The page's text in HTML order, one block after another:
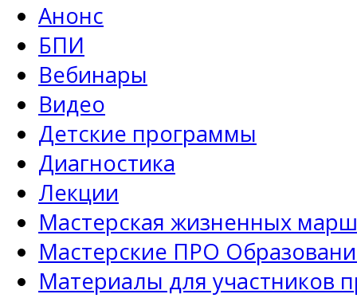
Анонс
БПИ
Вебинары
Видео
Детские программы
Диагностика
Лекции
Мастерская жизненных
Мастерские ПРО
Материалы для участников